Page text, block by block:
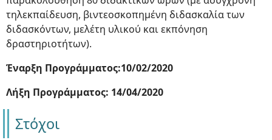
τηλεκπαίδευση, βιντεοσκοπημένη διδασκαλία των
διδασκόντων, μελέτη υλικού και εκπόνηση
δραστηριοτήτων).
Έναρξη Προγράμματος:10/02/2020
Λήξη Προγράμματος: 14/04/2020
Στόχοι